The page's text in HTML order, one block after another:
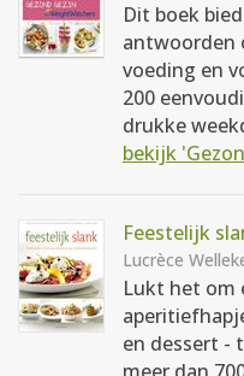
Dit boek
antwoorden
voeding en
200
drukke
bekijk
Feestelijk
Lucrèce
Lukt het om
en dessert -